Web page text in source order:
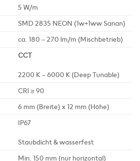
5 W/m
SMD 2835 NEON (1w+1ww Sanan)
ca. 180 – 270 lm/m (Mischbetrieb)
CCT
2200 K – 6000 K (Deep Tunable)
CRI ≥ 90
6 mm (Breite) x 12 mm (Höhe)
IP67
Staubdicht & wasserfest
Min. 150 mm (nur horizontal)